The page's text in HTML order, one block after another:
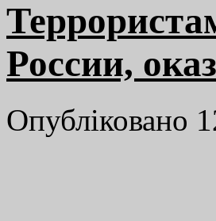
России,
Опубліковано